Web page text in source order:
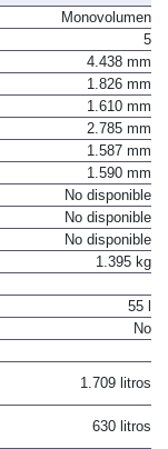
Monovolumen
5
4.438 mm
1.826 mm
1.610 mm
2.785 mm
1.587 mm
1.590 mm
No disponible
No disponible
No disponible
1.395 kg
55 l
No
1.709 litros
630 litros